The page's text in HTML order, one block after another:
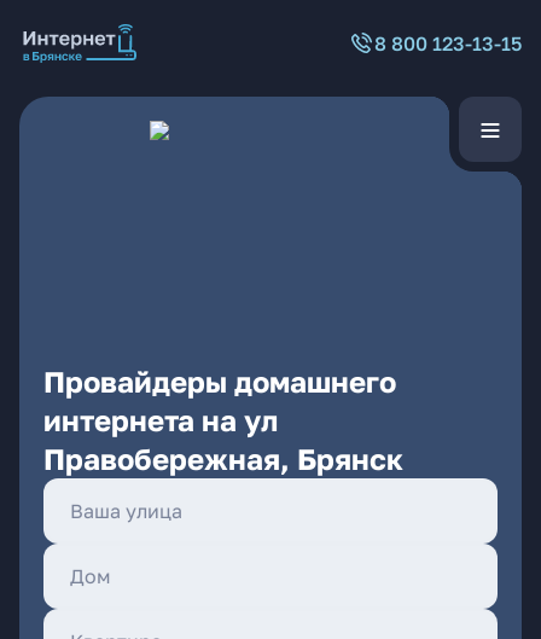
8 800 123-13-15
Провайдеры домашнего
интернета на ул
Правобережная, Брянск